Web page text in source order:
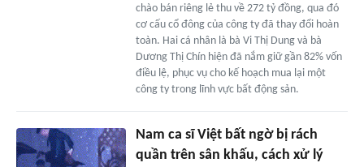
chào bán riêng lẻ thu về 272 tỷ đồng, qua đó
cơ cấu cổ đông của công ty đã thay đổi hoàn
toàn. Hai cá nhân là bà Vi Thị Dung và bà
Dương Thị Chín hiện đã nắm giữ gần 82% vốn
điều lệ, phục vụ cho kế hoạch mua lại một
công ty trong lĩnh vực bất động sản.
Nam ca sĩ Việt bất ngờ bị rách
quần trên sân khấu, cách xử lý